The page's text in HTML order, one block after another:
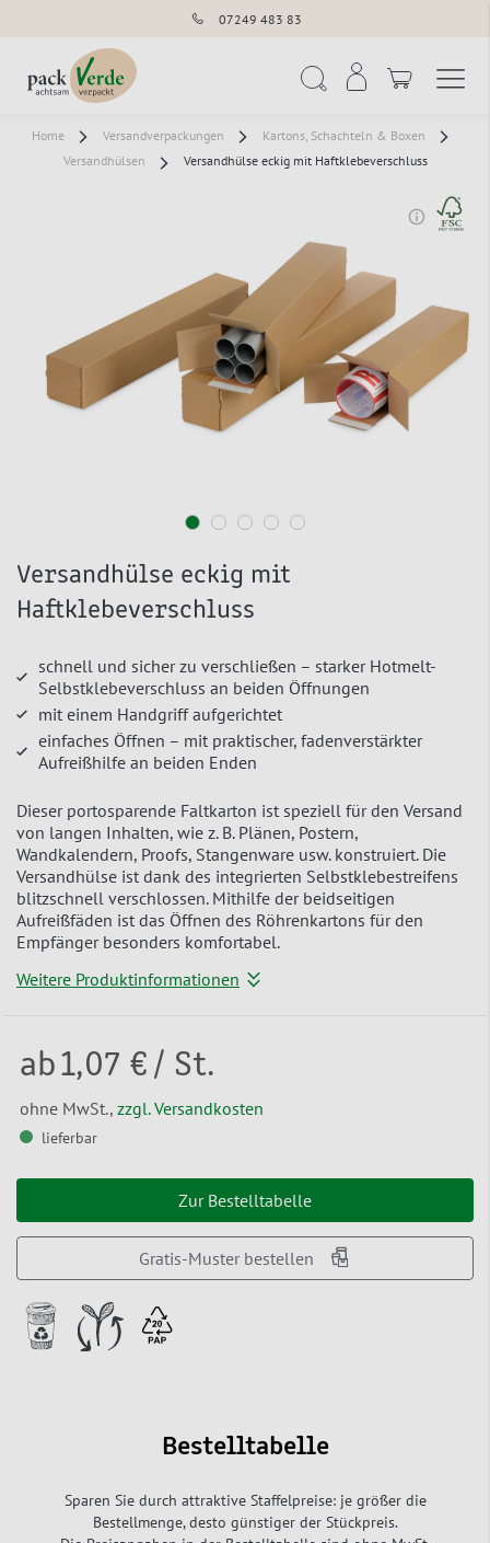
07249 483 83
Home Versandverpackungen
Kartons, Schachteln & Boxen
Versandhülsen
Versandhülse eckig mit Haftklebeverschluss
Versandhülse eckig mit
Haftklebeverschluss
schnell und sicher zu verschließen – starker Hotmelt-
Selbstklebeverschluss an beiden Öffnungen
mit einem Handgriff aufgerichtet
einfaches Öffnen – mit praktischer, fadenverstärkter
Aufreißhilfe an beiden Enden
Dieser portosparende Faltkarton ist speziell für den Versand
von langen Inhalten, wie z. B. Plänen, Postern,
Wandkalendern, Proofs, Stangenware usw. konstruiert. Die
Versandhülse ist dank des integrierten Selbstklebestreifens
blitzschnell verschlossen. Mithilfe der beidseitigen
Aufreißfäden ist das Öffnen des Röhrenkartons für den
Empfänger besonders komfortabel.
Weitere Produktinformationen
ab1,07 € / St.
ohne MwSt., zzgl. Versandkosten
lieferbar
Zur Bestelltabelle
Gratis-Muster bestellen
Bestelltabelle
Sparen Sie durch attraktive Staffelpreise: je größer die
Bestellmenge, desto günstiger der Stückpreis.